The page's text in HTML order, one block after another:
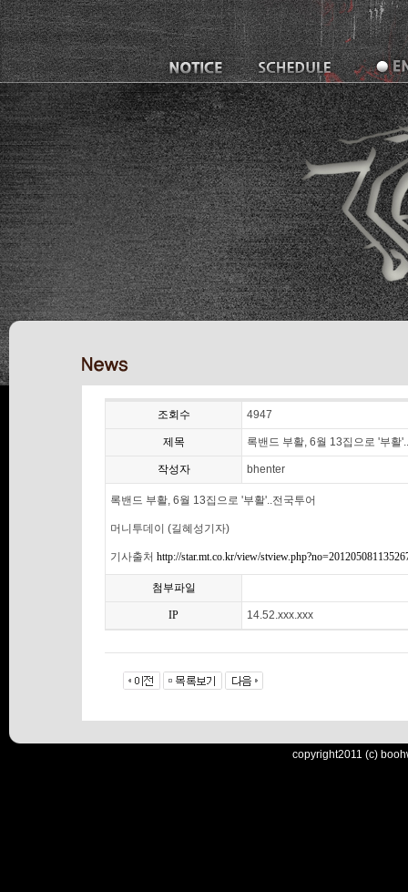
조회수 4947
제목 록밴드 부활, 6월 13집으로 '부활
작성자 bhenter
록밴드 부활, 6월 13집으로 '부활'..전국투어
머니투데이 (길혜성기자)
기사출처 http://star.mt.co.kr/view/
첨부파일
IP 14.52.xxx.xxx
copyright2011 (c)